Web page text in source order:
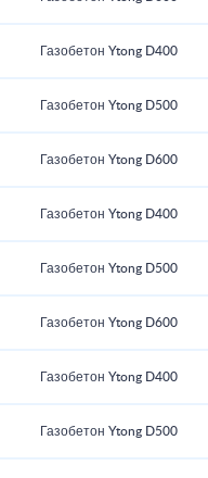
Газобетон Ytong D400
Газобетон Ytong D500
Газобетон Ytong D600
Газобетон Ytong D400
Газобетон Ytong D500
Газобетон Ytong D600
Газобетон Ytong D400
Газобетон Ytong D500